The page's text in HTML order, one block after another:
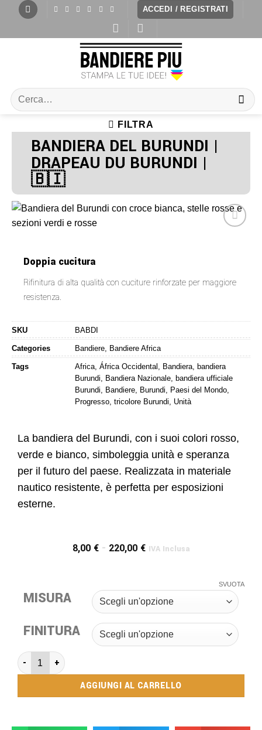
ACCEDI / REGISTRATI
FILTRA
BANDIERA DEL BURUNDI |
DRAPEAU DU BURUNDI |
🇧🇮
Doppia cucitura
Rifinitura di alta qualità con cuciture rinforzate per maggiore
resistenza.
SKU BABDI
Categories Bandiere, Bandiere Africa
Tags Africa, África Occidental , Bandiera, bandiera
Burundi, Bandiera Nazionale, bandiera ufficiale
Burundi, Bandiere, Burundi, Paesi del Mondo,
Progresso, tricolore Burundi, Unità
La bandiera del Burundi, con i suoi colori rosso,
verde e bianco, simboleggia unità e speranza
per il futuro del paese. Realizzata in materiale
nautico resistente, è perfetta per esposizioni
esterne.
8,00 € - 220,00 € IVA Inclusa
MISURA
FINITURA
SVUOTA
AGGIUNGI AL CARRELLO